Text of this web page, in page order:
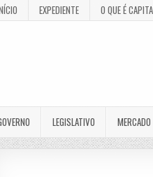
EXPEDIENTE O QUE É
LEGISLATIVO MERCADO